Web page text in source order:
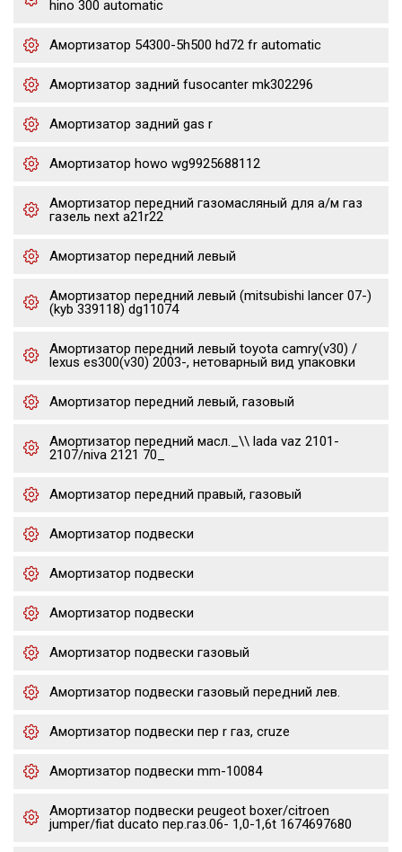
hino 300 automatic
Амортизатор 54300-5h500 hd72 fr automatic
Амортизатор задний fusocanter mk302296
Амортизатор задний gas r
Амортизатор howo wg9925688112
Амортизатор передний газомасляный для а/м газ
газель next a21r22
Амортизатор передний левый
Амортизатор передний левый (mitsubishi lancer 07-)
(kyb 339118) dg11074
Амортизатор передний левый toyota camry(v30) /
lexus es300(v30) 2003-, нетоварный вид упаковки
Амортизатор передний левый, газовый
Амортизатор передний масл._\\ lada vaz 2101-
2107/niva 2121 70_
Амортизатор передний правый, газовый
Амортизатор подвески
Амортизатор подвески
Амортизатор подвески
Амортизатор подвески газовый
Амортизатор подвески газовый передний лев.
Амортизатор подвески пер r газ, cruze
Амортизатор подвески mm-10084
Амортизатор подвески peugeot boxer/citroen
jumper/fiat ducato пер.газ.06- 1,0-1,6t 1674697680